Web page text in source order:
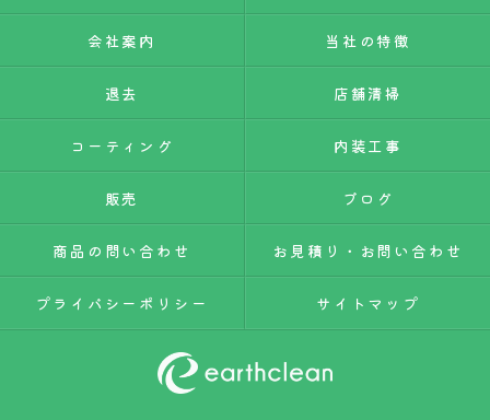
会社案内 当社の特徴
退去 店舗清掃
コーティング 内装工事
販売 ブログ
商品の問い合わせ お見積り・お問い合わせ
プライバシーポリシー サイトマップ